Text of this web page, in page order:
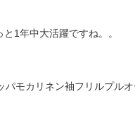
1年中大活躍ですね。。